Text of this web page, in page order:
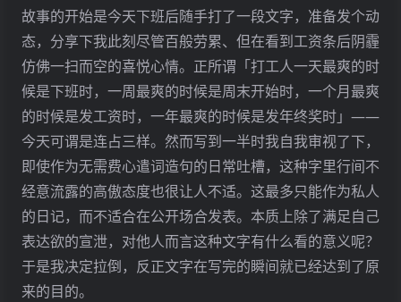
开端：未发表的日常吐槽
初步评价（分析者 → 对象）
核心印象：一个聪明、自洽但极度傲慢的「成功」现实主义者
分点看法分析
1. 关于工作与金钱：极端的现实主义者和功利主义者
2. 关于成功与努力：有优越感的「过来人」
3. 关于人际关系与社会：犬儒主义和深刻的抽离感
4. 关于冲突与情绪：高度理性的「旁观者」
总结：作为路人，我会怎么看他？
初次回应（对象 → 分析者）
荣格八维分析
1. 第一功能（主导）：内向直觉 (Ni)
故事的开始是今天下班后随手打了一段文字，准备发个动
态，分享下我此刻尽管百般劳累、但在看到工资条后阴霾
仿佛一扫而空的喜悦心情。正所谓「打工人一天最爽的时
候是下班时，一周最爽的时候是周末开始时，一个月最爽
的时候是发工资时，一年最爽的时候是发年终奖时」——
今天可谓是连占三样。然而写到一半时我自我审视了下，
即使作为无需费心遣词造句的日常吐槽，这种字里行间不
经意流露的高傲态度也很让人不适。这最多只能作为私人
的日记，而不适合在公开场合发表。本质上除了满足自己
表达欲的宣泄，对他人而言这种文字有什么看的意义呢？
于是我决定拉倒，反正文字在写完的瞬间就已经达到了原
来的目的。